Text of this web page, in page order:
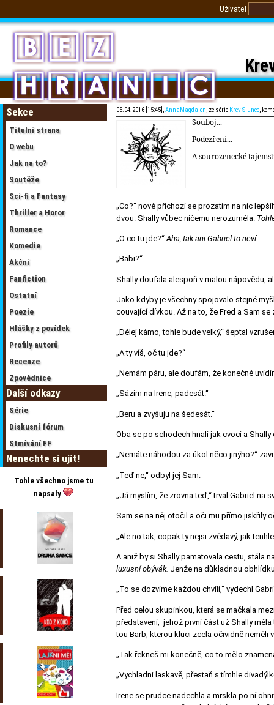
Uživatel
Sekce
Titulní strana
O webu
Jak na to?
Soutěže
Sci-fi a Fantasy
Thriller a Horor
Romance
Komedie
Akční
Fanfiction
Ostatní
Poezie
Hlášky z povídek
Profily autorů
Recenze
Zpovědnice
Další odkazy
Série
Diskusní fórum
Stmívání FF
Nenechte si ujít!
Tohle všechno jsme tu
napsaly
05.04.2016 [15:45],AnnaMagdalen, ze série Krev Slunce,
Souboj...
Podezření...
A sourozenecké
„Co?“ nově příchozí se prozatím na nic
dvou. Shally vůbec ničemu nerozuměla.
„O co tu jde?“ Aha, tak ani Gabriel to neví…
„Babi?“
Shally doufala alespoň v malou nápovědu,
Jako kdyby je všechny spojovalo stejné
couvající dívkou. Až na to, že Fred a Sam
„Dělej kámo, tohle bude velký,“ šeptal
„A ty víš, oč tu jde?“
„Nemám páru, ale doufám, že konečně
„Sázím na Irene, padesát.“
„Beru a zvyšuju na šedesát.“
Oba se po schodech hnali jak cvoci a
„Nemáte náhodou za úkol něco jinýho?“
„Teď ne,“ odbyl jej Sam.
„Já myslím, že zrovna teď,“ trval Gabriel na
Sam se na něj otočil a oči mu přímo jiskřily
„Ale no tak, copak ty nejsi zvědavý, jak
A aniž by si Shally pamatovala cestu, stála
luxusní obývák. Jenže na důkladnou
„To se dozvíme každou chvíli,“ vydechl
Před celou skupinkou, která se mačkala
představení, jehož první část už Shally
tou Barb, kterou kluci zcela očividně neměli
„Tak řekneš mi konečně, co to mělo
„Vychladni laskavě, přestaň s tímhle
Irene se prudce nadechla a mrskla po ní